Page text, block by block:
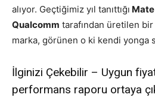
alıyor. Geçtiğimiz yıl tanıttığı
Qualcomm tarafından üretilen
marka, görünen o ki kendi yonga
İlginizi Çekebilir – Uygun
performans raporu ortaya